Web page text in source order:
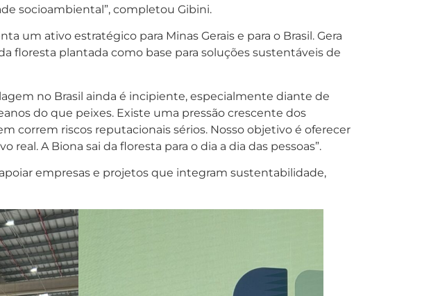
socioambiental”, completou Gibini.
um ativo estratégico para Minas Gerais e para o Brasil. Gera
floresta plantada como base para soluções sustentáveis de
no Brasil ainda é incipiente, especialmente diante de
do que peixes. Existe uma pressão crescente dos
correm riscos reputacionais sérios. Nosso objetivo é oferecer
A Biona sai da floresta para o dia a dia das pessoas”.
empresas e projetos que integram sustentabilidade,